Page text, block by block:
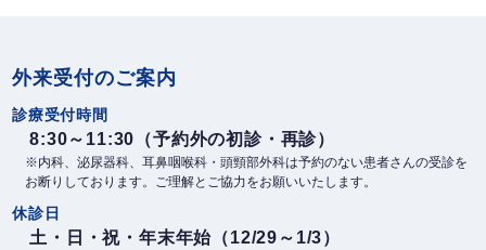
平成29年度
平成30年度
令和元年度 114
令和2年度
外来受付のご案内
診療受付時間
8:30～11:30（予約外の初診・再診）
※内科、泌尿器科、耳鼻咽喉科・頭頸部外科は予約のない患者さんの受診を
お断りしております。ご理解とご協力をお願いいたします。
休診日
土・日・祝・年末年始（12/29～1/3）